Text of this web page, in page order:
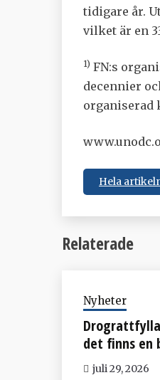
tidigare år.
vilket är en
1) FN:s
decennier
Hela
Relaterade
Nyheter
det finns en
juli 29, 2026